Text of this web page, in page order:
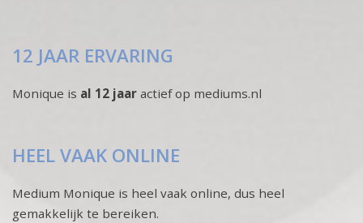
12 JAAR ERVARING
Monique is al 12 jaar actief op mediums.nl
HEEL VAAK ONLINE
Medium Monique is heel vaak online, dus heel
gemakkelijk te bereiken.